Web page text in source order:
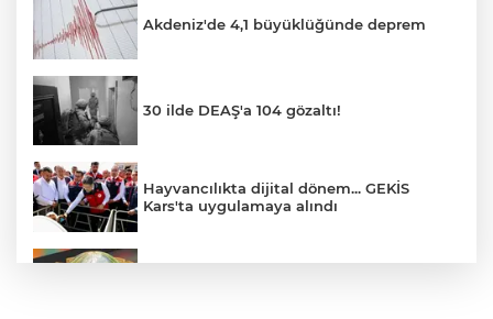
Akdeniz'de 4,1 büyüklüğünde deprem
30 ilde DEAŞ'a 104 gözaltı!
Hayvancılıkta dijital dönem... GEKİS
Kars'ta uygulamaya alındı